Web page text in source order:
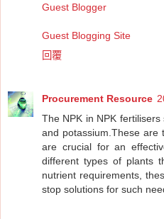
Guest Blogger
Guest Blogging Site
回覆
Procurement Resource
The NPK in NPK
and potassium.These are
are crucial for an
different types of plants
nutrient requirements,
stop solutions for such